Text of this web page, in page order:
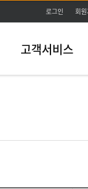
로그인 회
고객서비스